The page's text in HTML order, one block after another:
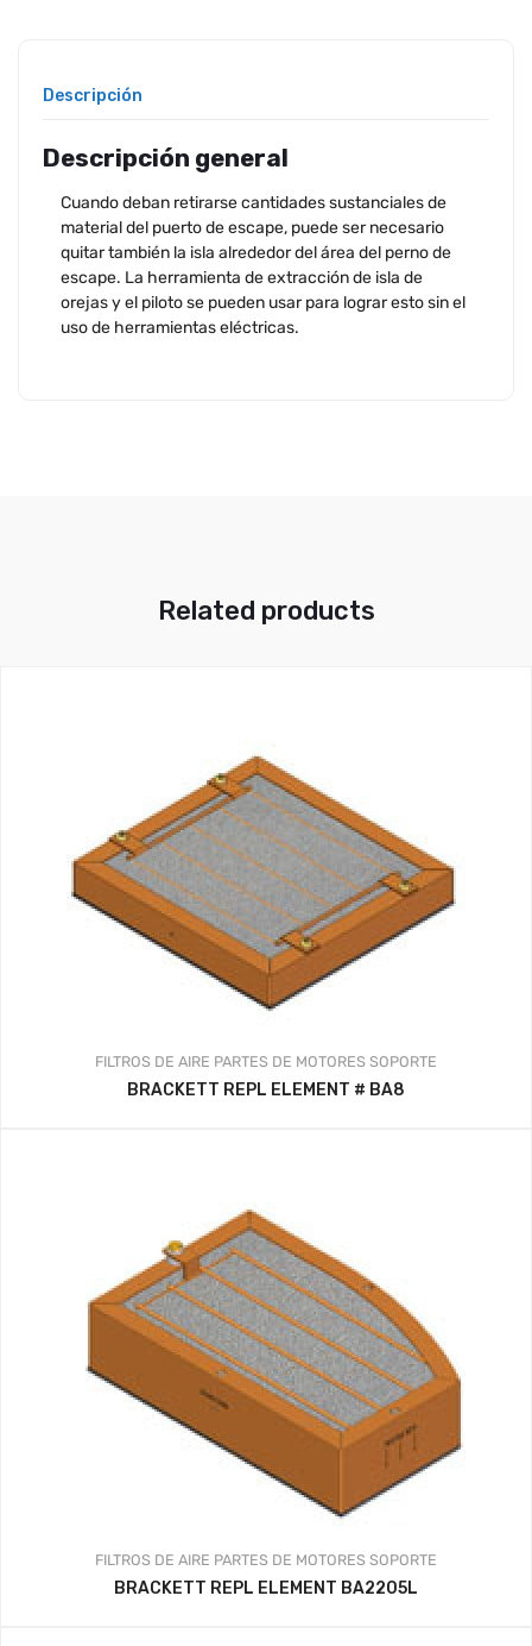
Descripción
Descripción general
Cuando deban retirarse cantidades sustanciales de
material del puerto de escape, puede ser necesario
quitar también la isla alrededor del área del perno de
escape. La herramienta de extracción de isla de
orejas y el piloto se pueden usar para lograr esto sin el
uso de herramientas eléctricas.
Related products
FILTROS DE AIRE PARTES DE MOTORES SOPORTE
BRACKETT REPL ELEMENT # BA8
FILTROS DE AIRE PARTES DE MOTORES SOPORTE
BRACKETT REPL ELEMENT BA2205L